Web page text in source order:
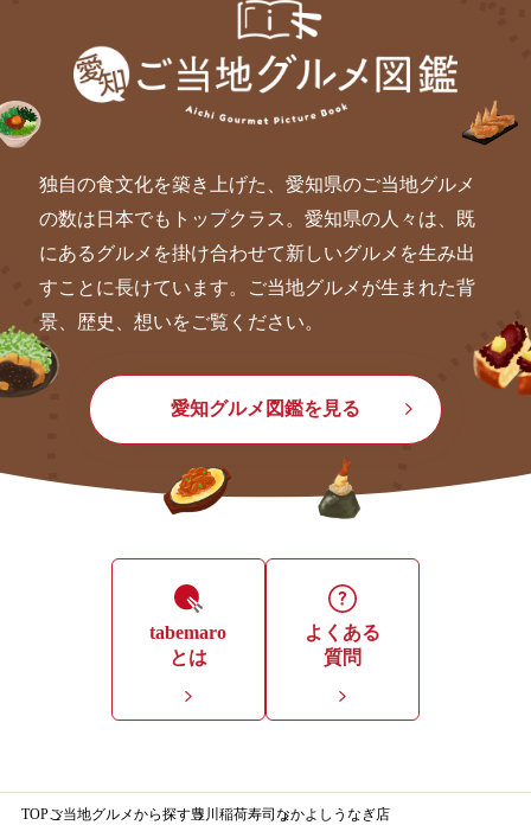
独自の食文化を築き上げた、愛知県のご当地グルメ
の数は日本でもトップクラス。愛知県の人々は、既
にあるグルメを掛け合わせて新しいグルメを生み出
すことに長けています。ご当地グルメが生まれた背
景、歴史、想いをご覧ください。
愛知グルメ図鑑を見る
tabemaro
とは
よくある
質問
TOPご当地グルメから探す豊川稲荷寿司 なかよしうなぎ店